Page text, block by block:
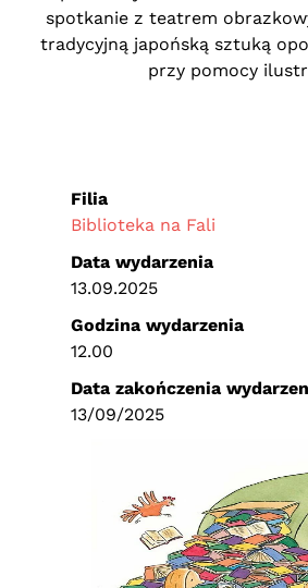
spotkanie z teatrem
tradycyjną japońską sztuką
przy pomocy
Filia
Biblioteka na Fali
Data wydarzenia
13.09.2025
Godzina wydarzenia
12.00
Data zakończenia
13/09/2025